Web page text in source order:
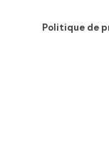
Politique de